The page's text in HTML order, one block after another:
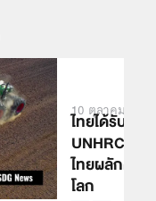
10 ตุลาคม 2024
ไทยได้รับคัด
UNHRC -โ
ไทยผลักดันป
โลก